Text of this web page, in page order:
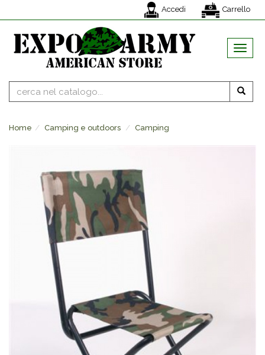
Accedi Carrello
MENU
Home Camping e outdoors Camping